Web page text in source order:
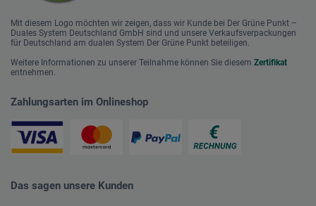
Mit diesem Logo möchten wir zeigen, dass wir Kunde bei Der Grüne Punkt –
Duales System Deutschland GmbH sind und unsere Verkaufsverpackungen
für Deutschland am dualen System Der Grüne Punkt beteiligen.
Weitere Informationen zu unserer Teilnahme können Sie diesem Zertifikat
entnehmen.
Zahlungsarten im Onlineshop
Das sagen unsere Kunden